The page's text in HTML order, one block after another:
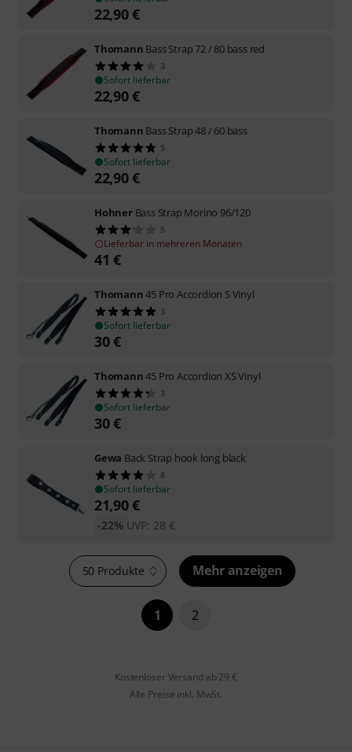
22,90€
Thomann Bass Strap 72 / 80 bass red
3
Sofort lieferbar
22,90€
Thomann Bass Strap 48 / 60 bass
5
Sofort lieferbar
22,90€
Hohner Bass Strap Morino 96/120
5
Lieferbar in mehreren Monaten
41 €
Thomann45 Pro Accordion S Vinyl
3
Sofort lieferbar
30€
Thomann45 Pro Accordion XS Vinyl
3
Sofort lieferbar
30€
Gewa Back Strap hook long black
8
Sofort lieferbar
21,90€
UVP: 28 €
-22%
50 Produkte Mehr anzeigen
1 2
Kostenloser Versand ab 29 €
Alle Preise inkl. MwSt.